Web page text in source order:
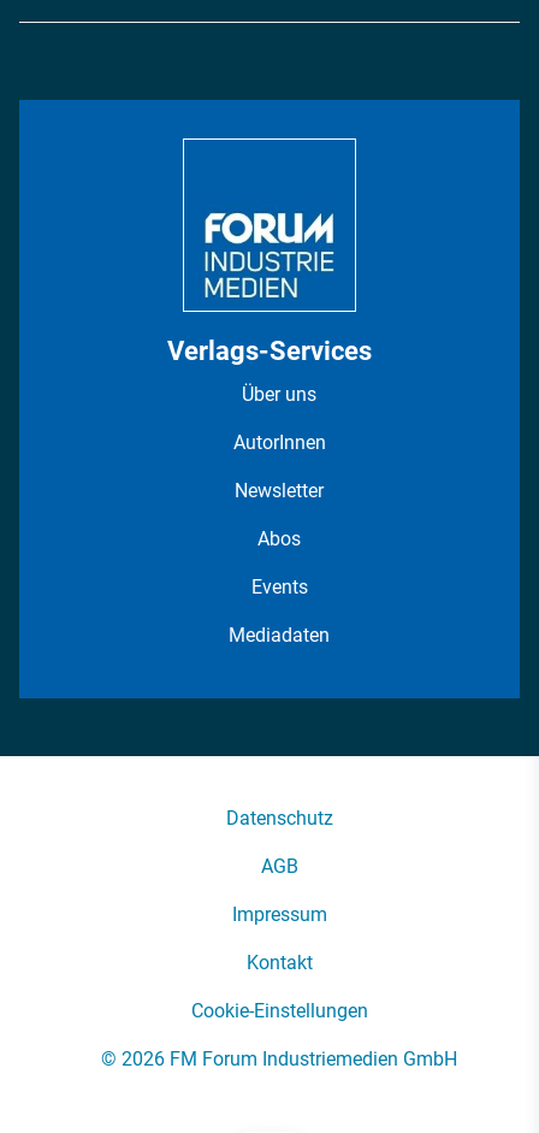
Energie
Verlags-Services
Über uns
AutorInnen
Newsletter
Abos
Events
Mediadaten
Datenschutz
AGB
Impressum
Kontakt
Cookie-Einstellungen
© 2026 FM Forum Industriemedien GmbH